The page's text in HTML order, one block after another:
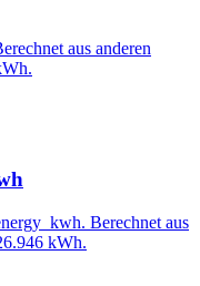
aus anderen
Berechnet aus
kWh.